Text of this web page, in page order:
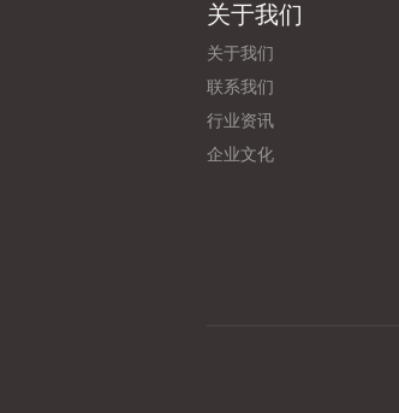
关于我们
关于我们
联系我们
行业资讯
企业文化